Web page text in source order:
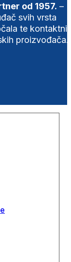
od 1957. –
svih vrsta
te
proizvođača.